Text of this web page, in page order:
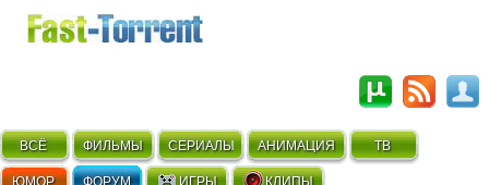
ВСЁ ФИЛЬМЫ СЕРИАЛЫ АНИМАЦИЯ ТВ
ЮМОР ФОРУМ ИГРЫ КЛИПЫ